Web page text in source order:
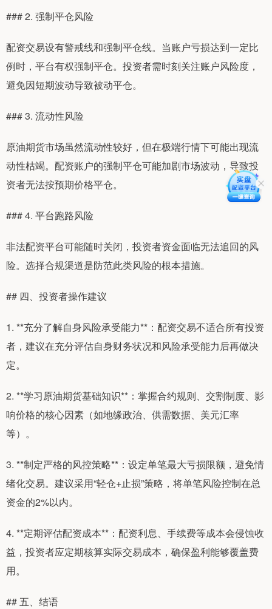
### 2. 强制平仓风险
配资交易设有警戒线和强制平仓线。当账户亏损达到一定比
例时，平台有权强制平仓。投资者需时刻关注账户风险度，
避免因短期波动导致被动平仓。
### 3. 流动性风险
原油期货市场虽然流动性较好，但在极端行情下可能出现流
动性枯竭。配资账户的强制平仓可能加剧市场波动，导致投
资者无法按预期价格平仓。
### 4. 平台跑路风险
非法配资平台可能随时关闭，投资者资金面临无法追回的风
险。选择合规渠道是防范此类风险的根本措施。
## 四、投资者操作建议
1. **充分了解自身风险承受能力**：配资交易不适合所有投资
者，建议在充分评估自身财务状况和风险承受能力后再做决
定。
2. **学习原油期货基础知识**：掌握合约规则、交割制度、影
响价格的核心因素（如地缘政治、供需数据、美元汇率
等）。
3. **制定严格的风控策略**：设定单笔最大亏损限额，避免情
绪化交易。建议采用“轻仓+止损”策略，将单笔风险控制在总
资金的2%以内。
4. **定期评估配资成本**：配资利息、手续费等成本会侵蚀收
益，投资者应定期核算实际交易成本，确保盈利能够覆盖费
用。
## 五、结语